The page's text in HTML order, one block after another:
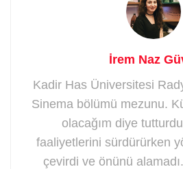
İrem Naz
Kadir Has Üniversitesi
Sinema bölümü mezunu.
olacağım diye
faaliyetlerini sürdürürken
çevirdi ve önünü